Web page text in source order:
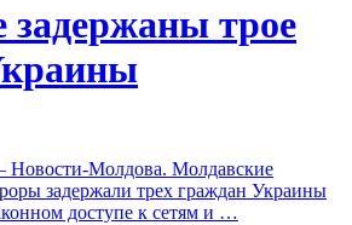
трое
Молдова. Молдавские
задержали трех граждан Украины
доступе к сетям и …